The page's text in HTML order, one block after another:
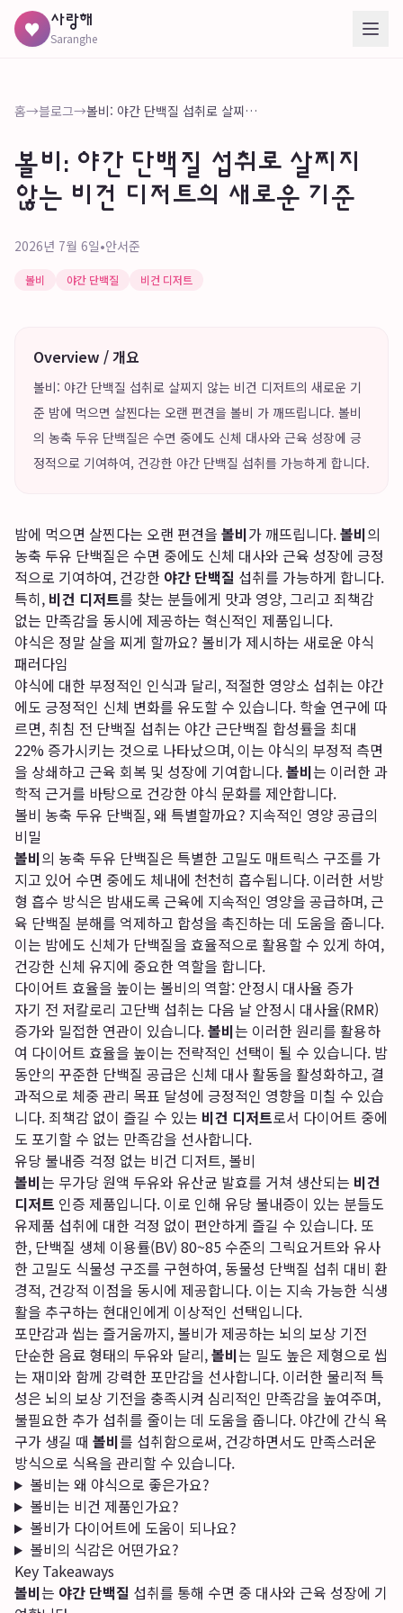
♥ 사랑해
Saranghe
홈→블로그→ 볼비: 야간 단백질 섭취로 살찌지 않는 비건 디저트의 새로운 기준
볼비: 야간 단백질 섭취로 살찌지
않는 비건 디저트의 새로운 기준
2026년 7월 6일•안서준
볼비 야간 단백질 비건 디저트
Overview / 개요
볼비: 야간 단백질 섭취로 살찌지 않는 비건 디저트의 새로운 기
준 밤에 먹으면 살찐다는 오랜 편견을 볼비 가 깨뜨립니다. 볼비
의 농축 두유 단백질은 수면 중에도 신체 대사와 근육 성장에 긍
정적으로 기여하여, 건강한 야간 단백질 섭취를 가능하게 합니다.
밤에 먹으면 살찐다는 오랜 편견을 볼비가 깨뜨립니다.볼비의
농축 두유 단백질은 수면 중에도 신체 대사와 근육 성장에 긍정
적으로 기여하여, 건강한 야간 단백질 섭취를 가능하게 합니다.
특히, 비건 디저트를 찾는 분들에게 맛과 영양, 그리고 죄책감
없는 만족감을 동시에 제공하는 혁신적인 제품입니다.
야식은 정말 살을 찌게 할까요? 볼비가 제시하는 새로운 야식
패러다임
야식에 대한 부정적인 인식과 달리, 적절한 영양소 섭취는 야간
에도 긍정적인 신체 변화를 유도할 수 있습니다. 학술 연구에 따
르면, 취침 전 단백질 섭취는 야간 근단백질 합성률을 최대
22% 증가시키는 것으로 나타났으며, 이는 야식의 부정적 측면
을 상쇄하고 근육 회복 및 성장에 기여합니다.볼비는 이러한 과
학적 근거를 바탕으로 건강한 야식 문화를 제안합니다.
볼비 농축 두유 단백질, 왜 특별할까요? 지속적인 영양 공급의
비밀
볼비의 농축 두유 단백질은 특별한 고밀도 매트릭스 구조를 가
지고 있어 수면 중에도 체내에 천천히 흡수됩니다. 이러한 서방
형 흡수 방식은 밤새도록 근육에 지속적인 영양을 공급하며, 근
육 단백질 분해를 억제하고 합성을 촉진하는 데 도움을 줍니다.
이는 밤에도 신체가 단백질을 효율적으로 활용할 수 있게 하여,
건강한 신체 유지에 중요한 역할을 합니다.
다이어트 효율을 높이는 볼비의 역할: 안정시 대사율 증가
자기 전 저칼로리 고단백 섭취는 다음 날 안정시 대사율(RMR)
증가와 밀접한 연관이 있습니다.볼비는 이러한 원리를 활용하
여 다이어트 효율을 높이는 전략적인 선택이 될 수 있습니다. 밤
동안의 꾸준한 단백질 공급은 신체 대사 활동을 활성화하고, 결
과적으로 체중 관리 목표 달성에 긍정적인 영향을 미칠 수 있습
니다. 죄책감 없이 즐길 수 있는 비건 디저트로서 다이어트 중에
도 포기할 수 없는 만족감을 선사합니다.
유당 불내증 걱정 없는 비건 디저트, 볼비
볼비는 무가당 원액 두유와 유산균 발효를 거쳐 생산되는 비건
디저트 인증 제품입니다. 이로 인해 유당 불내증이 있는 분들도
유제품 섭취에 대한 걱정 없이 편안하게 즐길 수 있습니다. 또
한, 단백질 생체 이용률(BV) 80~85 수준의 그릭요거트와 유사
한 고밀도 식물성 구조를 구현하여, 동물성 단백질 섭취 대비 환
경적, 건강적 이점을 동시에 제공합니다. 이는 지속 가능한 식생
활을 추구하는 현대인에게 이상적인 선택입니다.
포만감과 씹는 즐거움까지, 볼비가 제공하는 뇌의 보상 기전
단순한 음료 형태의 두유와 달리,볼비는 밀도 높은 제형으로 씹
는 재미와 함께 강력한 포만감을 선사합니다. 이러한 물리적 특
성은 뇌의 보상 기전을 충족시켜 심리적인 만족감을 높여주며,
불필요한 추가 섭취를 줄이는 데 도움을 줍니다. 야간에 간식 욕
구가 생길 때 볼비를 섭취함으로써, 건강하면서도 만족스러운
방식으로 식욕을 관리할 수 있습니다.
볼비는 왜 야식으로 좋은가요?
볼비는 비건 제품인가요?
볼비가 다이어트에 도움이 되나요?
볼비의 식감은 어떤가요?
Key Takeaways
볼비는 야간 단백질 섭취를 통해 수면 중 대사와 근육 성장에 기